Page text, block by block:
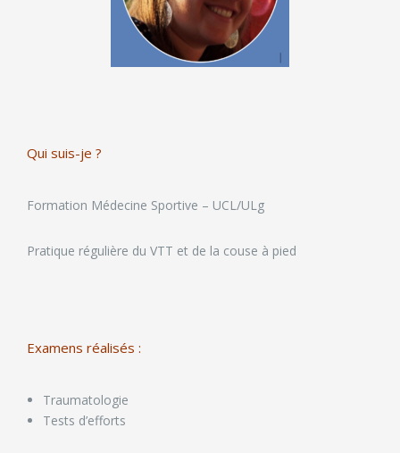
Qui suis-je ?
Formation Médecine Sportive – UCL/ULg
Pratique régulière du VTT et de la couse à pied
Examens réalisés :
Traumatologie
Tests d’efforts